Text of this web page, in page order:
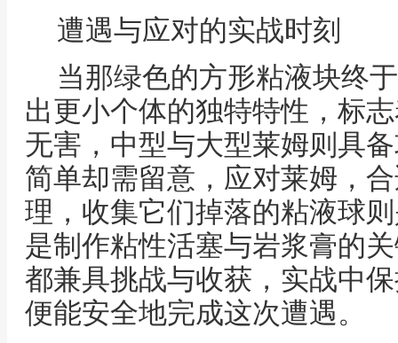
遭遇与应对的实战时刻
当那绿色的方形粘液块终
出更小个体的独特特性，标
无害，中型与大型莱姆则具
简单却需留意，应对莱姆，
理，收集它们掉落的粘液球
是制作粘性活塞与岩浆膏的
都兼具挑战与收获，实战中
便能安全地完成这次遭遇。